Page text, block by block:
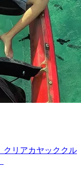
クリアカヤッククル